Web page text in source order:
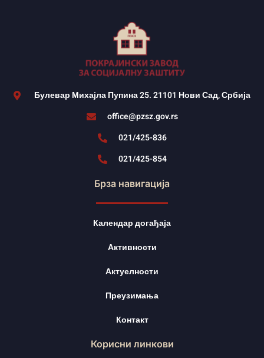
Булевар Михајла Пупина 25. 21101 Нови Сад, Србија
office@pzsz.gov.rs
021/425-836
021/425-854
Брза навигација
Календар догађаја
Активности
Актуелности
Преузимања
Контакт
Корисни линкови